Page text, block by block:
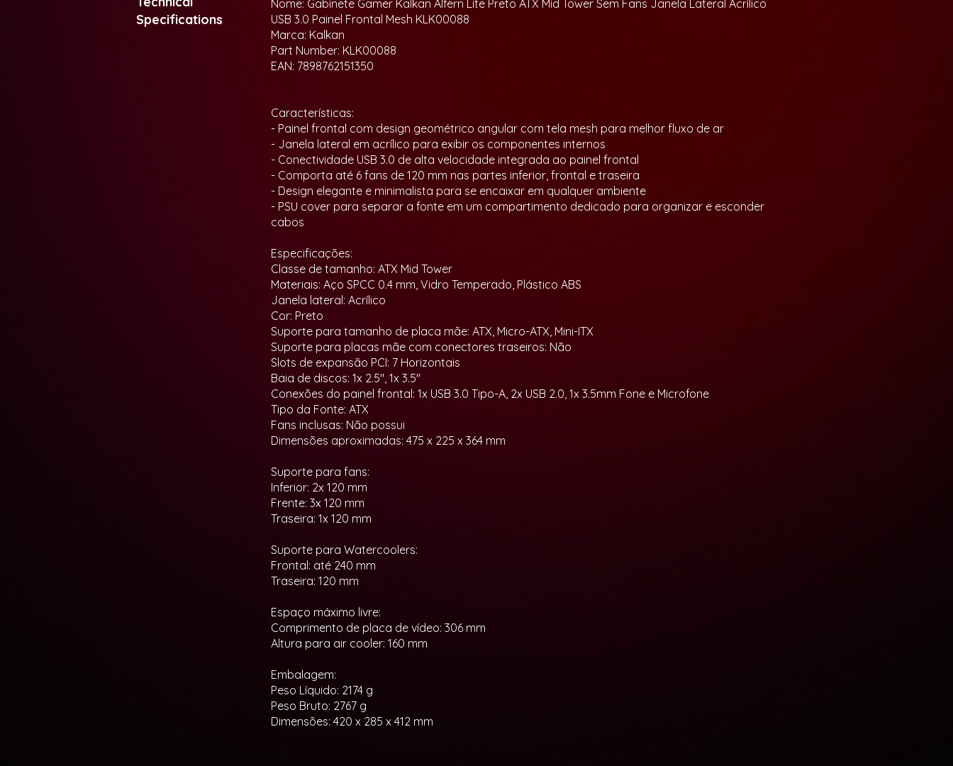
Specifications
Nome: Gabinete Gamer Kalkan Alfern Lite Preto ATX Mid Tower Sem Fans Janela Lateral Acrílico
USB 3.0 Painel Frontal Mesh KLK00088
Marca: Kalkan
Part Number: KLK00088
EAN: 7898762151350
Características:
- Painel frontal com design geométrico angular com tela mesh para melhor fluxo de ar
- Janela lateral em acrílico para exibir os componentes internos
- Conectividade USB 3.0 de alta velocidade integrada ao painel frontal
- Comporta até 6 fans de 120 mm nas partes inferior, frontal e traseira
- Design elegante e minimalista para se encaixar em qualquer ambiente
- PSU cover para separar a fonte em um compartimento dedicado para organizar e esconder
cabos
Especificações:
Classe de tamanho: ATX Mid Tower
Materiais: Aço SPCC 0.4 mm, Vidro Temperado, Plástico ABS
Janela lateral: Acrílico
Cor: Preto
Suporte para tamanho de placa mãe: ATX, Micro-ATX, Mini-ITX
Suporte para placas mãe com conectores traseiros: Não
Slots de expansão PCI: 7 Horizontais
Baia de discos: 1x 2.5", 1x 3.5"
Conexões do painel frontal: 1x USB 3.0 Tipo-A, 2x USB 2.0, 1x 3.5mm Fone e Microfone
Tipo da Fonte: ATX
Fans inclusas: Não possui
Dimensões aproximadas: 475 x 225 x 364 mm
Suporte para fans:
Inferior: 2x 120 mm
Frente: 3x 120 mm
Traseira: 1x 120 mm
Suporte para Watercoolers:
Frontal: até 240 mm
Traseira: 120 mm
Espaço máximo livre:
Comprimento de placa de vídeo: 306 mm
Altura para air cooler: 160 mm
Embalagem:
Peso Líquido: 2174 g
Peso Bruto: 2767 g
Dimensões: 420 x 285 x 412 mm